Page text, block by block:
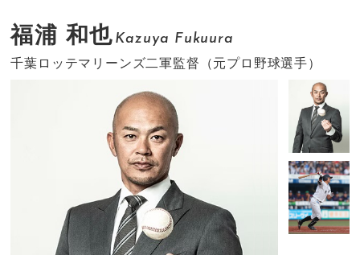
福浦 和也 Kazuya Fukuura
千葉ロッテマリーンズ二軍監督（元プロ野球選手）